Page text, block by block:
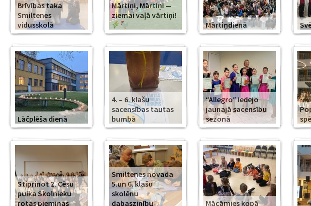
Brīvības taka
Smiltenes
vidusskolā
Mārtiņi, Mārtiņi —
ziemai vaļā vārtiņi!
Mārtiņdienā
Lāčplēša dienā
4. – 6. klašu
sacensības tautas
bumbā
“Allegro” iedejo
jaunajā sacensību
sezonā
Stiprinot 2. Cēsu
pulka Skolnieku
rotas piemiņas
Smiltenes novada
5.un 6. klašu
skolēnu
dabaszinību
Mācāmies kopā